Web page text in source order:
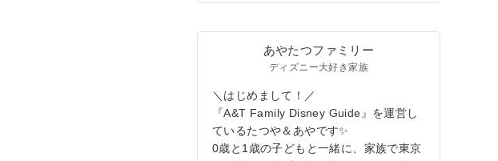
あやたつファミリー
ディズニー大好き家族
＼はじめまして！／
『A&T Family Disney Guide』を運営し
ているたつや＆あやです✨
0歳と1歳の子どもと一緒に、家族で東京